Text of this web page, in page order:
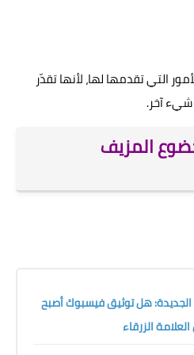
التي تقدمها لها، لأنها تقدّر
آخر.
المزيف
شارة Facebook Verified الجديدة: هل توثيق فيسبوك أصبح
الزرقاء